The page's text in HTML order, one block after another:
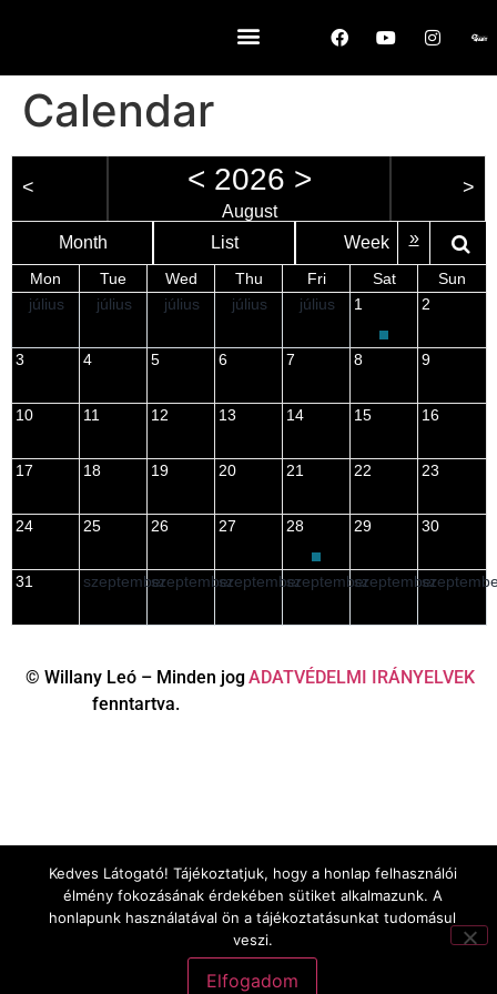
Calendar
< < 2026 >
August
>
»
Month List Week
Mon Tue Wed Thu Fri Sat
Sun
július
július július július július 1 2
3 4 5 6 7 8 9
10 11 12 13 14 15 16
17 18 19 20 21 22 23
24 25 26 27 28 29 30
31 szeptemberszeptemberszeptemberszeptemberszeptember
© Willany Leó – Minden jog
fenntartva.
ADATVÉDELMI IRÁNYELVEK
Kedves Látogató! Tájékoztatjuk, hogy a honlap felhasználói
élmény fokozásának érdekében sütiket alkalmazunk. A
honlapunk használatával ön a tájékoztatásunkat tudomásul
veszi.
Elfogadom